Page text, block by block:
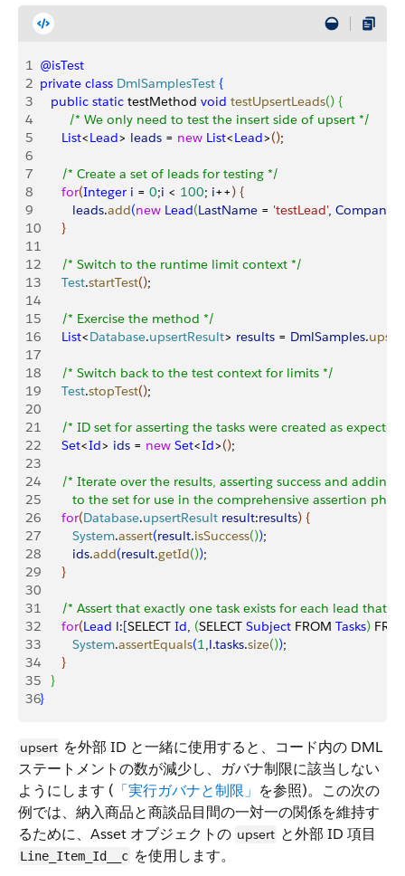
1 @isTest
2 private class DmlSamplesTest {
3
   public
static testMethod void testUpsertLeads() {
4
        /* We only need to test the insert side of upsert */
5
      List
<Lead> leads = new List<Lead>();
6
7
      /* Create a set of leads for testing */
8
      for
(Integer i = 0;i < 100; i++) {
9
         leads
.add(new Lead(LastName = 'testLead', Company
10
}
11
12
      /* Switch to the runtime limit context */
13
      Test
.startTest();
14
15
      /* Exercise the method */
16
      List
<Database.upsertResult> results = DmlSamples.
17
18
      /* Switch back to the test context for limits */
19
      Test
.stopTest();
20
21
/* ID set for asserting the tasks were created as expected
22
      Set
<Id> ids = new Set<Id>();
23
24
/* Iterate over the results, asserting success and adding
25
to the set for use in the comprehensive assertion
26
      for
(Database.upsertResult result:results) {
27
         System
.assert(result.isSuccess());
28
         ids
.add(result.getId());
29
}
30
31
/* Assert that exactly one task exists for each lead that
32
      for
(Lead l:[SELECT Id, (SELECT Subject FROM Tasks)
33
         System
.assertEquals(1,l.tasks.size());
34
}
35
}
36}
upsert を外部 ID と一緒に使用すると、コード内の DML
ステートメントの数が減少し、ガバナ制限に該当しない
ようにします ( 「実行ガバナと制限」 を参照)。この次の
例では、納入商品と商談品目間の一対一の関係を維持す
るために、Asset オブジェクトの upsert と外部 ID 項目
Line_Item_Id__c を使用します。